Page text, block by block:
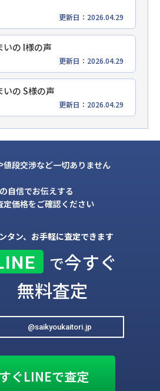
更新日：2026.04.29
の I様の声
更新日：2026.04.29
の S様の声
更新日：2026.04.29
値段交渉など一切ありません
自信でお伝えする
定価格をご確認ください
タン、お手軽に査定できます
で今すぐ
無料査定
@saikyoukaitori.jp
ぐLINEで査定